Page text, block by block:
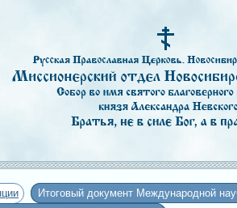
Итоговый документ Международной